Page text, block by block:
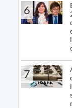
6
7